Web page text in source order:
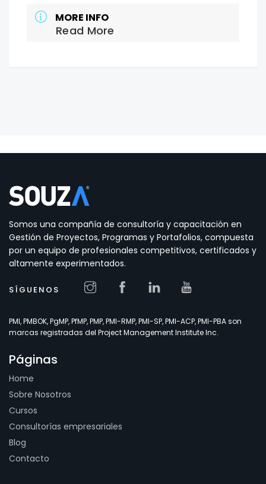
MORE INFO
Read More
Somos una compañía de consultoría y capacitación en
Gestión de Proyectos, Programas y Portafolios, compuesta
por un equipo de profesionales competitivos, certificados y
altamente experimentados.
SÍGUENOS
PMI, PMBOK, PgMP, PfMP, PMP, PMI-RMP, PMI-SP, PMI-ACP, PMI-PBA son
marcas registradas del Project Management Institute Inc.
Páginas
Home
Sobre Nosotros
Cursos
Consultorías empresariales
Blog
Contacto